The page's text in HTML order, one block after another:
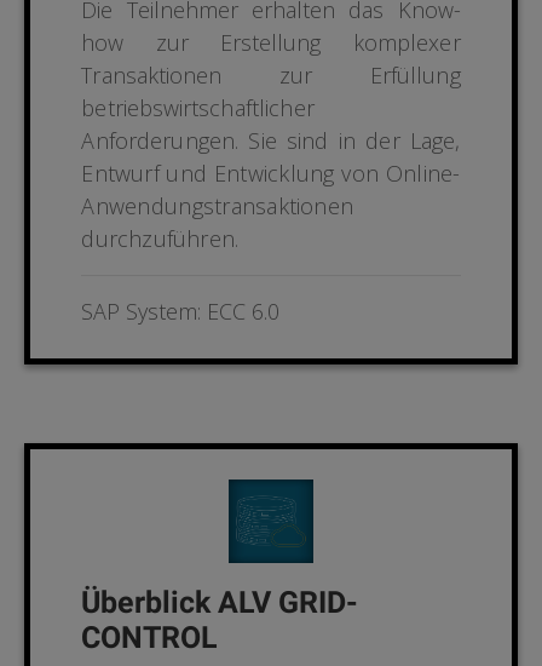
Die Teilnehmer erhalten das Know-
how zur Erstellung komplexer
Transaktionen zur Erfüllung
betriebswirtschaftlicher
Anforderungen. Sie sind in der Lage,
Entwurf und Entwicklung von Online-
Anwendungstransaktionen
durchzuführen.
SAP System: ECC 6.0
Überblick ALV GRID-
CONTROL